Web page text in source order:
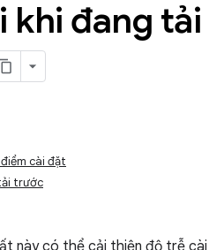
khi đang tải
cài đặt
trước
này có thể cải thiện độ trễ cài